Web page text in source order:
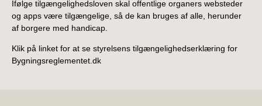
Ifølge tilgængelighedsloven skal offentlige organers websteder
og apps være tilgængelige, så de kan bruges af alle, herunder
af borgere med handicap.
Klik på linket for at se styrelsens tilgængelighedserklæring for
Bygningsreglementet.dk